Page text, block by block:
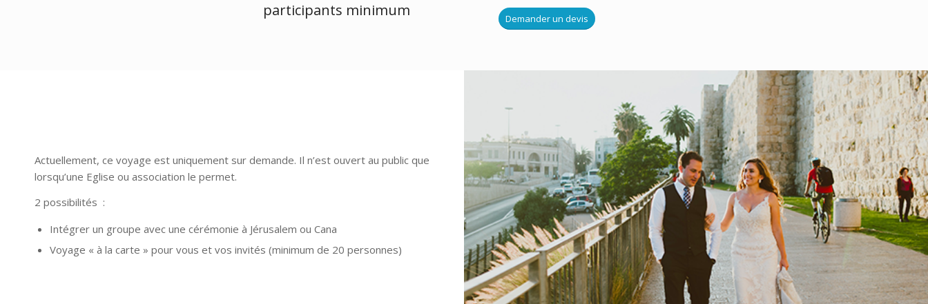
participants minimum
Demander un devis
Actuellement, ce voyage est uniquement sur demande. Il n’est ouvert au public que
lorsqu’une Eglise ou association le permet.
2 possibilités :
Intégrer un groupe avec une cérémonie à Jérusalem ou Cana
Voyage « à la carte » pour vous et vos invités (minimum de 20 personnes)